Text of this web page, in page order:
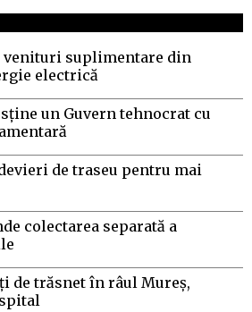
venituri suplimentare din
electrică
un Guvern tehnocrat cu
de traseu pentru mai
colectarea separată a
de trăsnet în râul Mureș,